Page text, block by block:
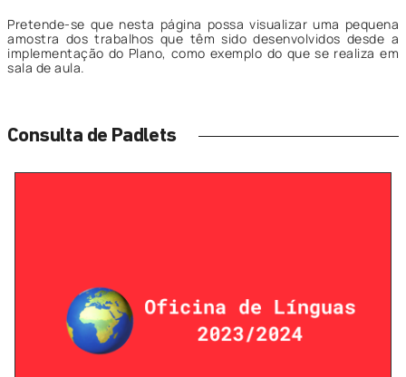
Pretende-se que nesta página possa visualizar uma pequena
amostra dos trabalhos que têm sido desenvolvidos desde a
implementação do Plano, como exemplo do que se realiza em
sala de aula.
Consulta de Padlets